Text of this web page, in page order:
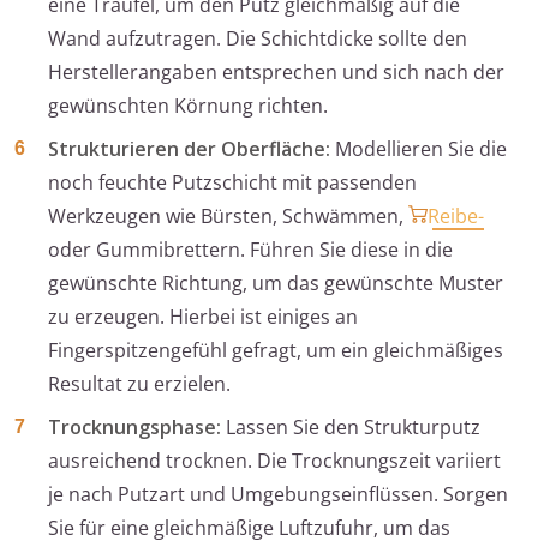
Wand aufzutragen. Die Schichtdicke sollte den
Herstellerangaben entsprechen und sich nach der
gewünschten Körnung richten.
Strukturieren der Oberfläche: Modellieren Sie die
noch feuchte Putzschicht mit passenden
Werkzeugen wie Bürsten, Schwämmen,
Reibe-
oder Gummibrettern. Führen Sie diese in die
gewünschte Richtung, um das gewünschte Muster
zu erzeugen. Hierbei ist einiges an
Fingerspitzengefühl gefragt, um ein gleichmäßiges
Resultat zu erzielen.
Trocknungsphase: Lassen Sie den Strukturputz
ausreichend trocknen. Die Trocknungszeit variiert
je nach Putzart und Umgebungseinflüssen. Sorgen
Sie für eine gleichmäßige Luftzufuhr, um das